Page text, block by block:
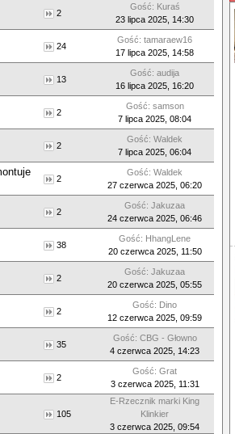
2
Gość: Kuraś
23 lipca 2025, 14:30
24
Gość: tamaraew16
17 lipca 2025, 14:58
13
Gość: audija
16 lipca 2025, 16:20
2
Gość: samson
7 lipca 2025, 08:04
2
Gość: Waldek
7 lipca 2025, 06:04
2
Gość: Waldek
27 czerwca 2025, 06:20
2
Gość: Jakuzaa
24 czerwca 2025, 06:46
38
Gość: HhangLene
20 czerwca 2025, 11:50
2
Gość: Jakuzaa
20 czerwca 2025, 05:55
2
Gość: Dino
12 czerwca 2025, 09:59
35
Gość: CBG - Głowno
4 czerwca 2025, 14:23
2
Gość: Grat
3 czerwca 2025, 11:31
105
E-Rzecznik marki King
Klinkier
3 czerwca 2025, 09:54